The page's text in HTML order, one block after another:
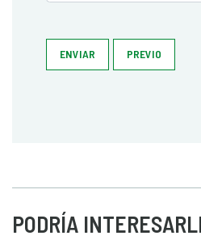
ENVIAR PREVIO
PODRÍA